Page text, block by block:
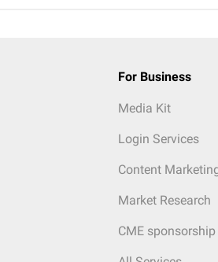
For Business
Media Kit
Login Services
Content
Market Research
CME sponsorship